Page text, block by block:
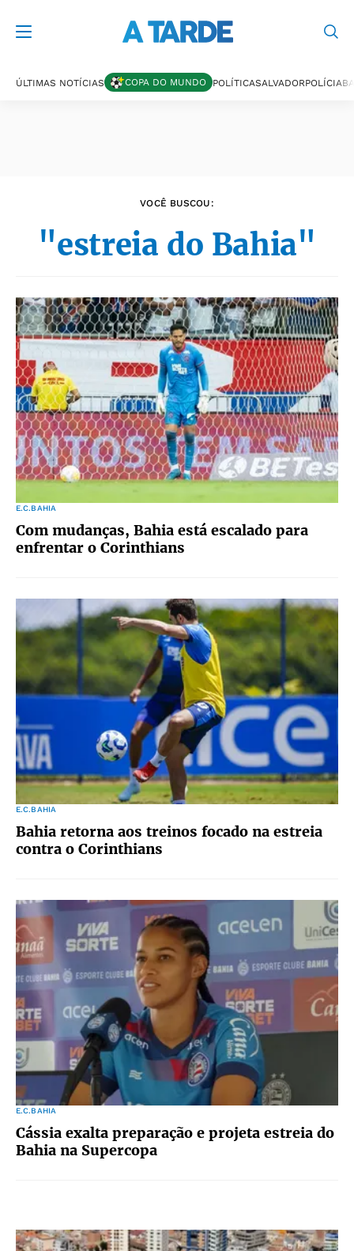
ÚLTIMAS NOTÍCIAS COPA DO MUNDO POLÍTICASALVADORPOLÍCIA
VOCÊ BUSCOU:
"estreia do Bahia"
E.C.BAHIA
Com mudanças, Bahia está escalado para
enfrentar o Corinthians
E.C.BAHIA
Bahia retorna aos treinos focado na estreia
contra o Corinthians
E.C.BAHIA
Cássia exalta preparação e projeta estreia do
Bahia na Supercopa